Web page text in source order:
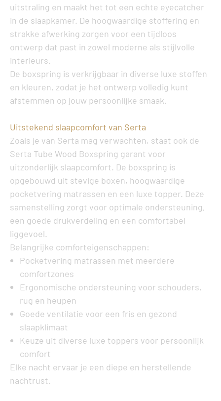
uitstraling en maakt het tot een echte eyecatcher
in de slaapkamer. De hoogwaardige stoffering en
strakke afwerking zorgen voor een tijdloos
ontwerp dat past in zowel moderne als stijlvolle
interieurs.
De boxspring is verkrijgbaar in diverse luxe stoffen
en kleuren, zodat je het ontwerp volledig kunt
afstemmen op jouw persoonlijke smaak.
Uitstekend slaapcomfort van Serta
Zoals je van Serta mag verwachten, staat ook de
Serta Tube Wood Boxspring garant voor
uitzonderlijk slaapcomfort. De boxspring is
opgebouwd uit stevige boxen, hoogwaardige
pocketvering matrassen en een luxe topper. Deze
samenstelling zorgt voor optimale ondersteuning,
een goede drukverdeling en een comfortabel
liggevoel.
Belangrijke comforteigenschappen:
Pocketvering matrassen met meerdere
comfortzones
Ergonomische ondersteuning voor schouders,
rug en heupen
Goede ventilatie voor een fris en gezond
slaapklimaat
Keuze uit diverse luxe toppers voor persoonlijk
comfort
Elke nacht ervaar je een diepe en herstellende
nachtrust.